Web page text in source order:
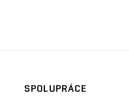
SPOLUPRÁCE